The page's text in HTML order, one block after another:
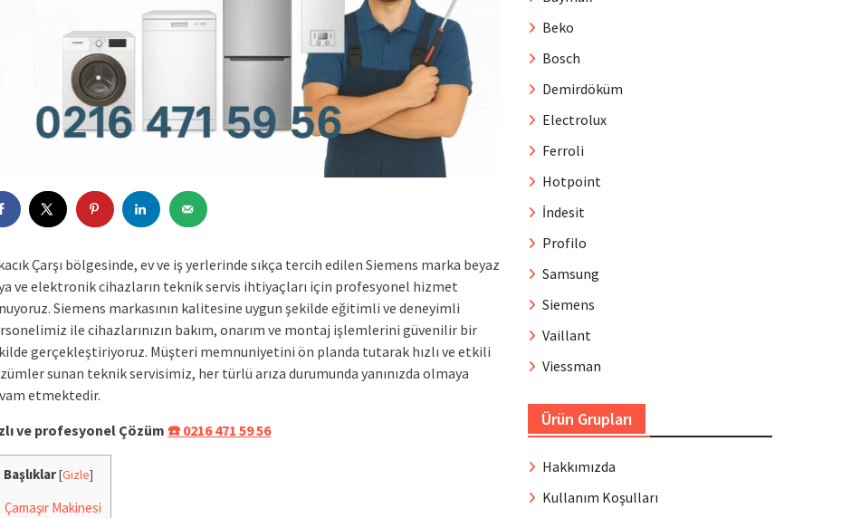
Çarşı bölgesinde, ev ve iş yerlerinde sıkça tercih edilen Siemens marka beyaz
ve elektronik cihazların teknik servis ihtiyaçları için profesyonel hizmet
Siemens markasının kalitesine uygun şekilde eğitimli ve deneyimli
ile cihazlarınızın bakım, onarım ve montaj işlemlerini güvenilir bir
gerçekleştiriyoruz. Müşteri memnuniyetini ön planda tutarak hızlı ve etkili
sunan teknik servisimiz, her türlü arıza durumunda yanınızda olmaya
etmektedir.
ve profesyonel Çözüm ☎️ 0216 471 59 56
Başlıklar [Gizle]
Çamaşır Makinesi
Beko
Bosch
Demirdöküm
Electrolux
Ferroli
Hotpoint
İndesit
Profilo
Samsung
Siemens
Vaillant
Viessman
Ürün Grupları
Hakkımızda
Kullanım Koşulları